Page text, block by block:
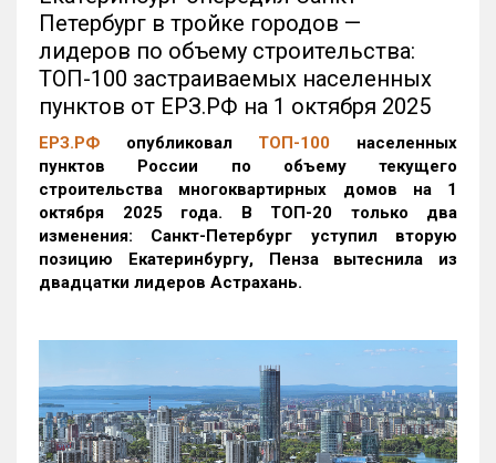
Петербург в тройке городов —
лидеров по объему строительства:
ТОП-100 застраиваемых населенных
пунктов от ЕРЗ.РФ на 1 октября 2025
ЕРЗ.РФ опубликовал ТОП-100 населенных
пунктов России по объему текущего
строительства многоквартирных домов на 1
октября 2025 года. В ТОП-20 только два
изменения: Санкт-Петербург уступил вторую
позицию Екатеринбургу, Пенза вытеснила из
двадцатки лидеров Астрахань.